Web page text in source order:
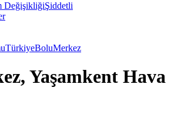
DeğişikliğiŞiddetli
TürkiyeBoluMerkez
Yaşamkent Hava